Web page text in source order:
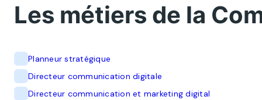
Les métiers de la
Planneur stratégique
Directeur communication digitale
Directeur communication et marketing digital